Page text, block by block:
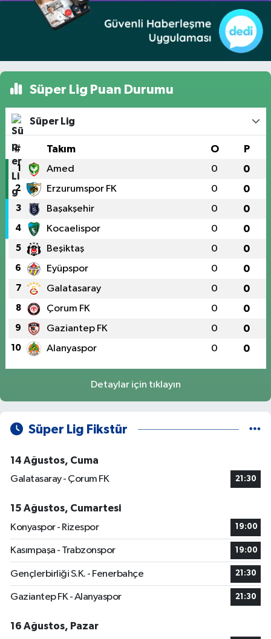
Süper Lig Puan Durumu
Süper Lig
# Takım O P
1 Amed 0 0
2 Erzurumspor FK 0 0
3 Başakşehir 0 0
4 Kocaelispor 0 0
5 Beşiktaş 0 0
6 Eyüpspor 0 0
7 Galatasaray 0 0
8 Çorum FK 0 0
9 Gaziantep FK 0 0
10 Alanyaspor 0 0
Detaylar için tıklayın
Süper Lig Fikstür
14 Ağustos, Cuma
Galatasaray - Çorum FK
21:30
15 Ağustos, Cumartesi
Konyaspor - Rizespor
19:00
Kasımpaşa - Trabzonspor 19:00
Gençlerbirliği S.K. - Fenerbahçe 21:30
Gaziantep FK - Alanyaspor 21:30
16 Ağustos, Pazar